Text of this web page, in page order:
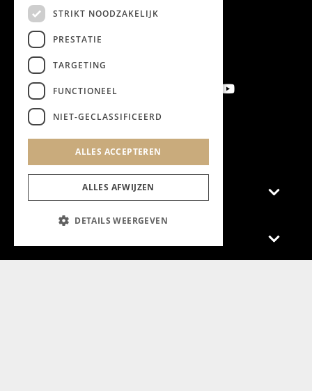
Aanmelden nieuwsbrief
Magazine
STRIKT NOODZAKELIJK
PRESTATIE
TARGETING
FUNCTIONEEL
NIET-GECLASSIFICEERD
ALLES ACCEPTEREN
ALLES AFWIJZEN
DETAILS WEERGEVEN